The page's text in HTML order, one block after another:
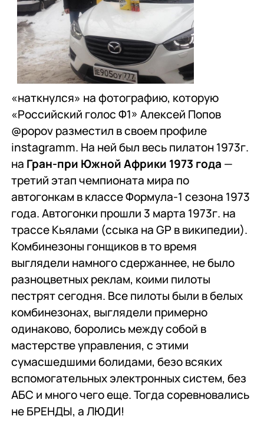
«наткнулся» на фотографию, которую
«Российский голос Ф1» Алексей Попов
@popov разместил в своем профиле
instagramm. На ней был весь пилатон 1973г.
на Гран-при Южной Африки 1973 года —
третий этап чемпионата мира по
автогонкам в классеФормула-1 сезона 1973
года. Автогонки прошли 3 марта 1973г. на
трассеКьялами (ссыка наGPв википедии).
Комбинезоны гонщиков в то время
выглядели намного сдержаннее, не было
разноцветных реклам, коими пилоты
пестрят сегодня. Все пилоты были в белых
комбинезонах, выглядели примерно
одинаково, боролись между собой в
мастерстве управления, с этими
сумасшедшими болидами, безо всяких
вспомогательных электронных систем, без
АБС и много чего еще. Тогда соревновались
не БРЕНДЫ, а ЛЮДИ!